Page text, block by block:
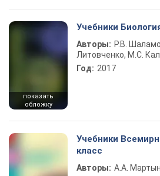
показать
обложку
Учебники
Авторы: Р.В.
Литовченко, М.С.
Год: 2017
Учебники
класс
Авторы: А.А.